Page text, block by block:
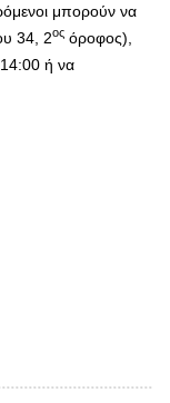
μπορούν να
34, 2ος όροφος),
14:00 ή να